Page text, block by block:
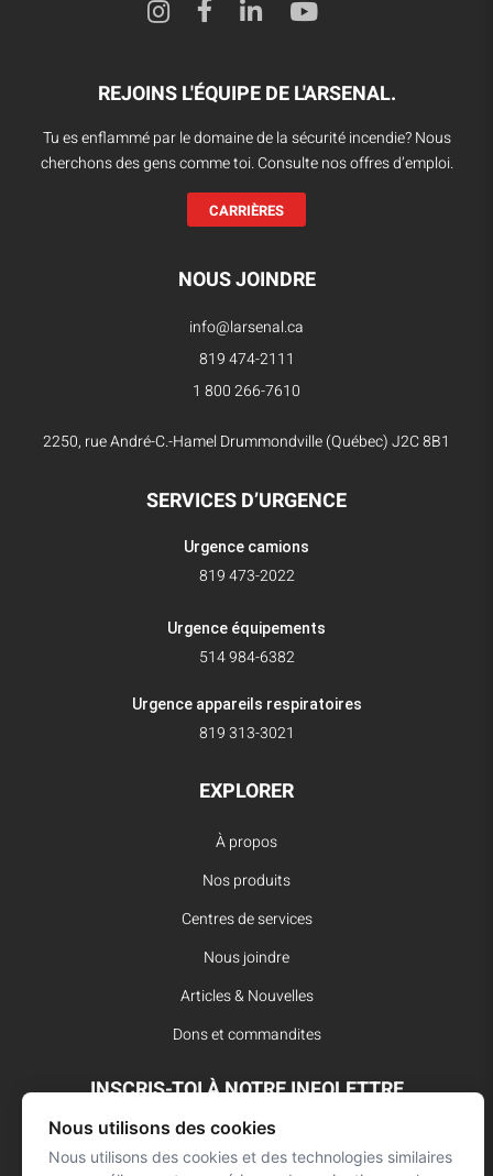
REJOINS L'ÉQUIPE DE L'ARSENAL.
Tu es enflammé par le domaine de la sécurité incendie? Nous
cherchons des gens comme toi. Consulte nos offres d’emploi.
CARRIÈRES
NOUS JOINDRE
info@larsenal.ca
819 474-2111
1 800 266-7610
2250, rue André-C.-Hamel Drummondville (Québec) J2C 8B1
SERVICES D’URGENCE
Urgence camions
819 473-2022
Urgence équipements
514 984-6382
Urgence appareils respiratoires
819 313-3021
EXPLORER
À propos
Nos produits
Centres de services
Nous joindre
Articles & Nouvelles
Dons et commandites
INSCRIS-TOI À NOTRE INFOLETTRE
Reste à l’affût des dernières innovations pour vos interventions
d’urgence et ne manque aucune nouvelle de L’Arsenal.
Nous utilisons des cookies
Nous utilisons des cookies et des technologies similaires